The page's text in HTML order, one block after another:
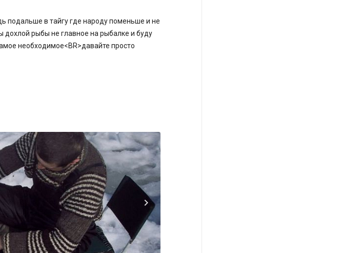
подальше в тайгу где народу поменьше и не
рыбы не главное на рыбалке и буду
необходимое<BR>давайте просто